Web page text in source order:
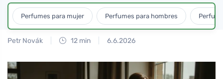
Perfumes para mujer Perfumes para hombres
Petr Novák 12 min 6.6.2026